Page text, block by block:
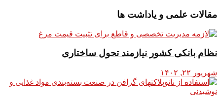
مقالات علمی و یاداشت ها
نظام بانکی کشور نیازمند تحول ساختاری
شهریور ۲۲, ۱۴۰۲